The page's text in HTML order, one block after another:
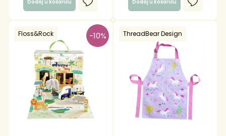
Dodaj u košaricu Dodaj u košaricu
Floss&Rock -10% ThreadBear Design